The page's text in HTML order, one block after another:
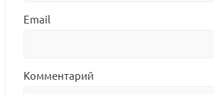
Email
Комментарий